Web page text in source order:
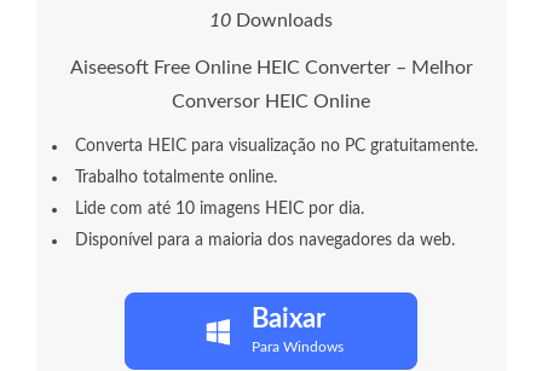
13 Downloads
Aiseesoft Free Online HEIC Converter – Melhor
Conversor HEIC Online
Converta HEIC para visualização no PC gratuitamente.
Trabalho totalmente online.
Lide com até 10 imagens HEIC por dia.
Disponível para a maioria dos navegadores da web.
Baixar
Para Windows